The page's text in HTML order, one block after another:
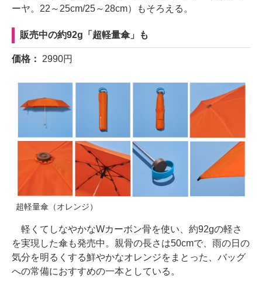
ーヤ。22～25cm/25～28cm）もそろえる。
販売中の約92g「超軽量傘」も
価格： 2990円
超軽量傘（オレンジ）
軽くてしなやかなWカーボン骨を使い、約92gの軽さ
を実現した傘も発売中。親骨の長さは50cmで、雨の日の
気分を明るくする鮮やかなオレンジをまとった、バッグ
への常備におすすめの一本としている。